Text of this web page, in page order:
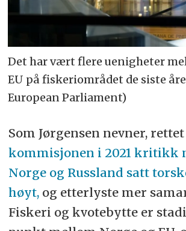
Det har vært flere uenigheter
EU på fiskeriområdet de siste
European Parliament)
Som Jørgensen nevner, rettet
kommisjonen i 2021 kritikk
Norge og Russland satt
høyt,og etterlyste mer
Fiskeri og kvotebytte er